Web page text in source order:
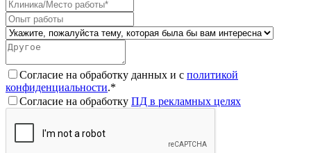
Согласие на обработку данных и с политикой
конфиденциальности.*
Согласие на обработку ПД в рекламных целях